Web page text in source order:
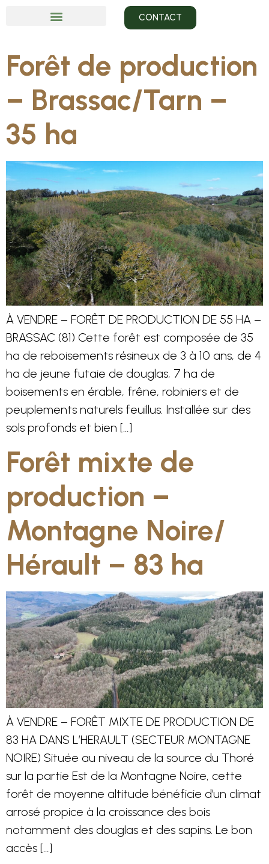
CONTACT
Forêt de production
– Brassac/Tarn –
35 ha
À VENDRE – FORÊT DE PRODUCTION DE 55 HA –
BRASSAC (81) Cette forêt est composée de 35
ha de reboisements résineux de 3 à 10 ans, de 4
ha de jeune futaie de douglas, 7 ha de
boisements en érable, frêne, robiniers et de
peuplements naturels feuillus. Installée sur des
sols profonds et bien […]
Forêt mixte de
production –
Montagne Noire/
Hérault – 83 ha
À VENDRE – FORÊT MIXTE DE PRODUCTION DE
83 HA DANS L’HERAULT (SECTEUR MONTAGNE
NOIRE) Située au niveau de la source du Thoré
sur la partie Est de la Montagne Noire, cette
forêt de moyenne altitude bénéficie d’un climat
arrosé propice à la croissance des bois
notamment des douglas et des sapins. Le bon
accès […]